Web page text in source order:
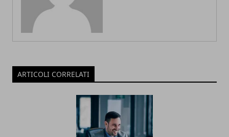
ARTICOLI CORRELATI